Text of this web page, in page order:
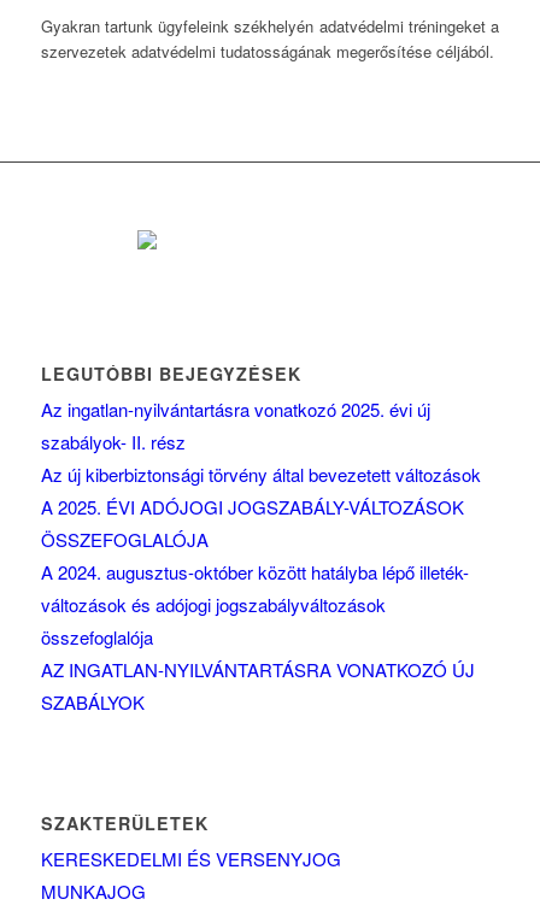
Gyakran tartunk ügyfeleink székhelyén adatvédelmi tréningeket a
szervezetek adatvédelmi tudatosságának megerősítése céljából.
LEGUTÓBBI BEJEGYZÉSEK
Az ingatlan-nyilvántartásra vonatkozó 2025. évi új
szabályok- II. rész
Az új kiberbiztonsági törvény által bevezetett változások
A 2025. ÉVI ADÓJOGI JOGSZABÁLY-VÁLTOZÁSOK
ÖSSZEFOGLALÓJA
A 2024. augusztus-október között hatályba lépő illeték-
változások és adójogi jogszabályváltozások
összefoglalója
AZ INGATLAN-NYILVÁNTARTÁSRA VONATKOZÓ ÚJ
SZABÁLYOK
SZAKTERÜLETEK
KERESKEDELMI ÉS VERSENYJOG
MUNKAJOG